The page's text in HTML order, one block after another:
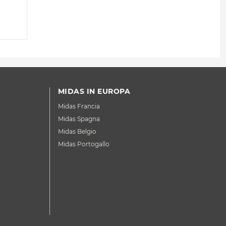
MIDAS IN EUROPA
Midas Francia
Midas Spagna
Midas Belgio
Midas Portogallo